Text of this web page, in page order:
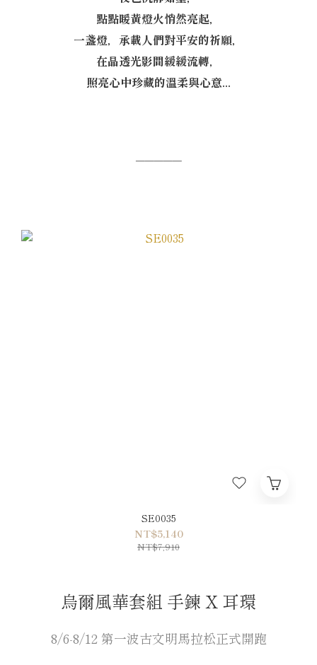
點點暖黃燈火悄然亮起，
一盞燈，承載人們對平安的祈願，
在晶透光影間緩緩流轉，
照亮心中珍藏的溫柔與心意...
─────
SE0035
NT$5,140
NT$7,910
烏爾風華套組 手鍊 X 耳環
️8/6-8/12 第一波古文明馬拉松正式開跑